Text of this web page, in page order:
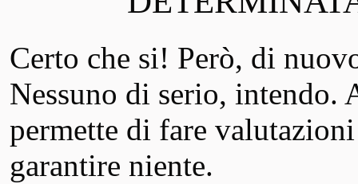
Certo che si! Però, di
Nessuno di serio, intendo.
permette di fare
garantire niente.